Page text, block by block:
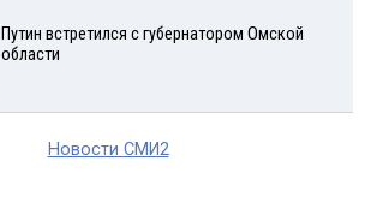
Путин встретился с губернатором Омской
области
Новости СМИ2